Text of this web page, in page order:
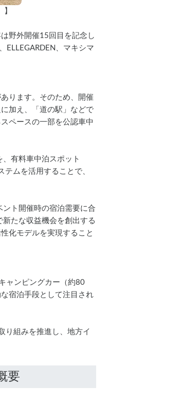
野外開催15回目を記念し
ELLEGARDEN、マキシマ
ります。そのため、開催
加え、「道の駅」などで
ペースの一部を公認車中
有料車中泊スポット
ムを活用することで、
ト開催時の宿泊需要に合
たな収益機会を創出する
化モデルを実現すること
ャンピングカー（約80
宿泊手段として注目され
り組みを推進し、地方イ